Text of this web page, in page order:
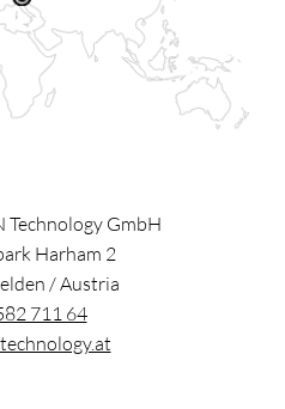
Technology GmbH
Harham 2
/Austria
711 64